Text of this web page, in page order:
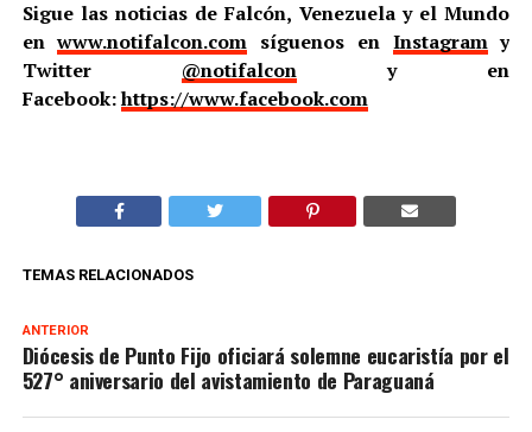
Sigue las noticias de Falcón, Venezuela y el Mundo
enwww.notifalcon.com síguenos en Instagramy
Twitter @notifalcony en
Facebook:https://www.facebook.com
TEMAS RELACIONADOS
ANTERIOR
Diócesis de Punto Fijo oficiará solemne eucaristía por el
527° aniversario del avistamiento de Paraguaná